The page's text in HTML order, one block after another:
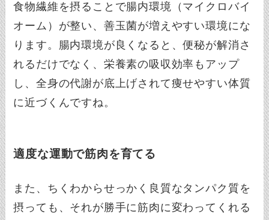
食物繊維を摂ることで腸内環境（マイクロバイ
オーム）が整い、善玉菌が増えやすい環境にな
ります。腸内環境が良くなると、便秘が解消さ
れるだけでなく、栄養素の吸収効率もアップ
し、全身の代謝が底上げされて痩せやすい体質
に近づくんですね。
適度な運動で筋肉を育てる
また、ちくわからせっかく良質なタンパク質を
摂っても、それが勝手に筋肉に変わってくれる